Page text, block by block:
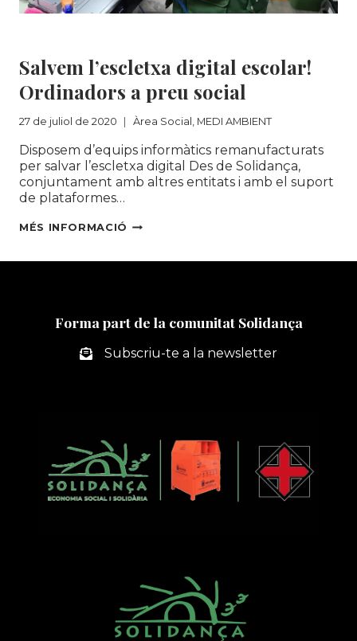
Salvem l’escletxa digital escolar!
Ordinadors a preu social
27 de juliol de 2020 Àrea Social , MEDI AMBIENT
Disposem d’equips informàtics remanufacturats
per salvar l’escletxa digital Des de Solidança,
conjuntament amb altres entitats i amb el suport
de plataformes…
MÉS INFORMACIÓ SALVEM
PREU
Forma part de la comunitat Solidança
Subscriu-te a la newsletter